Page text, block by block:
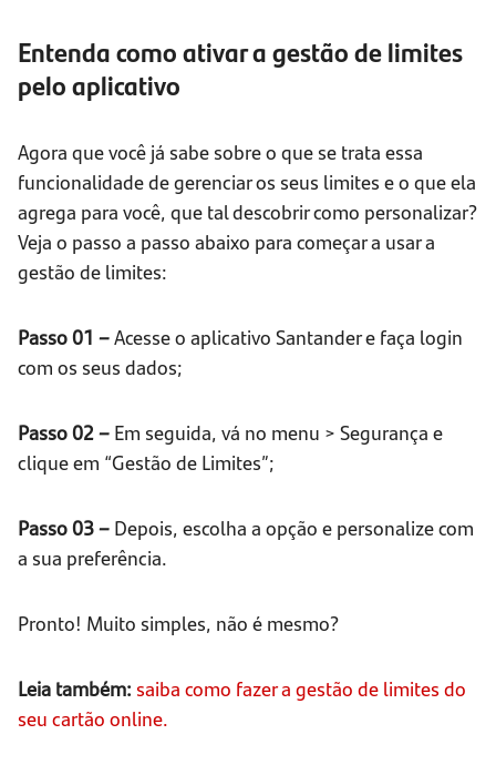
Entenda como ativar a gestão de limites
pelo aplicativo
Agora que você já sabe sobre o que se trata essa
funcionalidade de gerenciar os seus limites e o que ela
agrega para você, que tal descobrir como personalizar?
Veja o passo a passo abaixo para começar a usar a
gestão de limites:
Passo 01 –Acesse o aplicativo Santander e faça login
com os seus dados;
Passo 02 – Em seguida, vá no menu > Segurança e
clique em “Gestão de Limites”;
Passo 03 – Depois, escolha a opção e personalize com
a sua preferência.
Pronto! Muito simples, não é mesmo?
Leia também: saiba como fazer a gestão de limites do
seu cartão online.